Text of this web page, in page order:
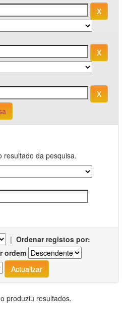
resultado da pesquisa.
| Ordenar registos por:
ordem
produziu resultados.